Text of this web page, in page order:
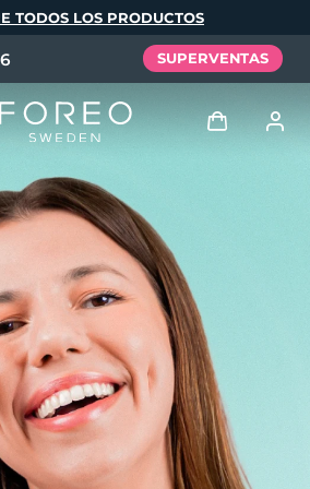
TODOS LOS PRODUCTOS
SUPERVENTAS
Perfil de usuario
Mis dispositivos
Mis pedidos
Mis direcciones
Mis suscripciones
Tech Elixir
Set
Español
Português
Русский
体中文 繁體中文